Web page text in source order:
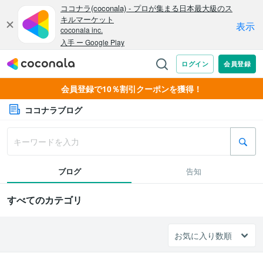
会員登録で10％割引クーポンを獲得！
ココナラブログ
ブログ 告知
すべてのカテゴリ